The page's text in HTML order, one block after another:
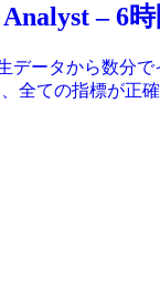
– 6
生データから数
全ての指標が正